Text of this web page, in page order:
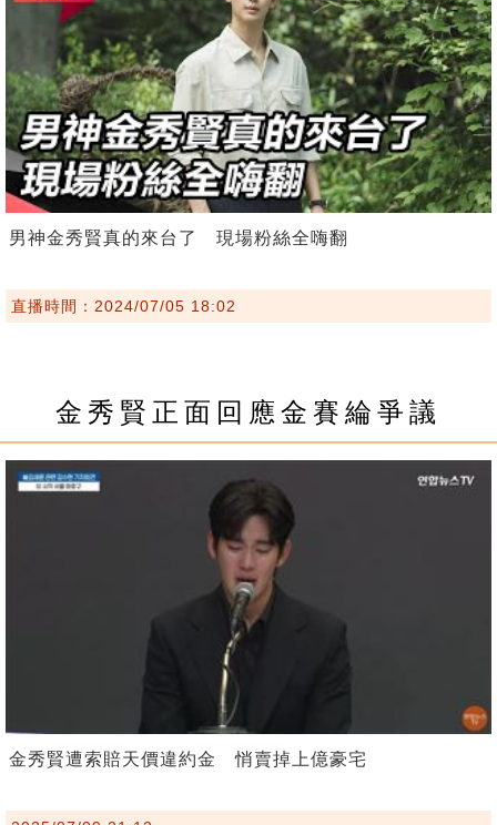
男神金秀賢真的來台了 現場粉絲全嗨翻
直播時間：2024/07/05 18:02
金秀賢正面回應金賽綸爭議
金秀賢遭索賠天價違約金 悄賣掉上億豪宅